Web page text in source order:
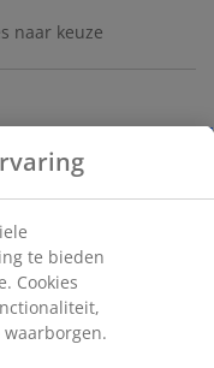
naar keuze
hem ideaal voor
te bieden
Cookies